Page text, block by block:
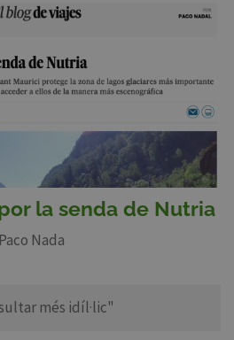
la senda de Nutria
Nada
més idíl·lic"